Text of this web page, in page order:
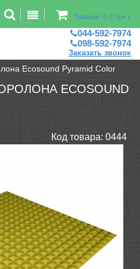
рассчет помещений
Товаров: 0 (0 грн.)
044-592-7974
098-592-7974
Заказать звонок
Ecosound Pyramid Color
ECOSOUND
Код товара: 0444